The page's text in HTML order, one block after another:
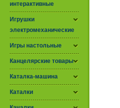
интерактивные
Игрушки
электромеханические
Игры настольные
Канцелярские товары
Каталка-машина
Каталки